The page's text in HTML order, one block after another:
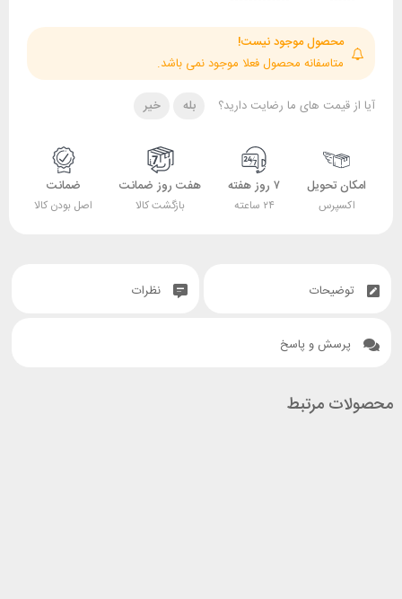
محصول موجود نیست!
متاسفانه محصول فعلا موجود نمی باشد.
آیا از قیمت های ما رضایت دارید؟ بله خیر
امکان تحویل
اکسپرس
۷ روز هفته
۲۴ ساعته
هفت روز ضمانت
بازگشت کالا
ضمانت
اصل بودن کالا
توضیحات نظرات
پرسش و پاسخ
محصولات مرتبط